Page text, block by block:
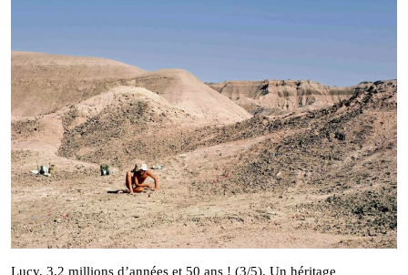
Lucy, 3,2 millions d’années et 50 ans ! (3/5). Un héritage